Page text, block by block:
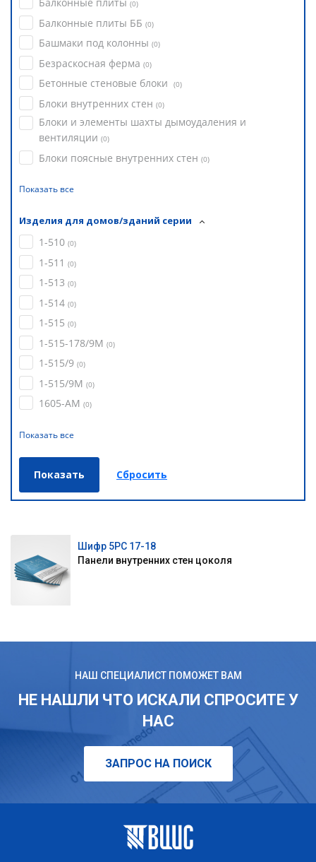
(0)
Балконные плиты ББ (0)
Башмаки под колонны (0)
Безраскосная ферма (0)
Бетонные стеновые блоки (0)
Блоки внутренних стен (0)
Блоки и элементы шахты дымоудаления и
вентиляции (0)
Блоки поясные внутренних стен (0)
Показать все
Изделия для домов/зданий серии
1-510 (0)
1-511 (0)
1-513 (0)
1-514 (0)
1-515 (0)
1-515-178/9М (0)
1-515/9 (0)
1-515/9М (0)
1605-АМ (0)
Показать все
Шифр 5РС 17-18
Панели внутренних стен цоколя
НАШ СПЕЦИАЛИСТ ПОМОЖЕТ ВАМ
НЕ НАШЛИ ЧТО ИСКАЛИ СПРОСИТЕ У
НАС
ЗАПРОС НА ПОИСК